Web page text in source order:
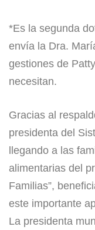
*Es la segunda
envía la Dra.
gestiones de
necesitan.
Gracias al
presidenta del
llegando a las
alimentarias del
Familias”,
este importante
La presidenta